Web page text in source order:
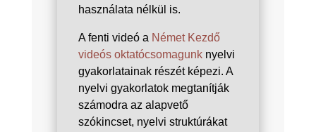
használata nélkül is.
A fenti videó a Német Kezdő
videós oktatócsomagunknyelvi
gyakorlatainak részét képezi. A
nyelvi gyakorlatok megtanítják
számodra az alapvető
szókincset, nyelvi struktúrákat